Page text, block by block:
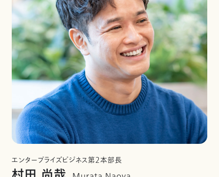
エンタープライズビジネス第2本部長